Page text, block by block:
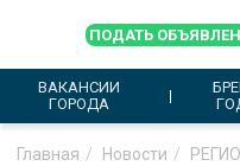
ПОДАТЬ
ВАКАНСИИ
ГОРОДА
Главная Новости